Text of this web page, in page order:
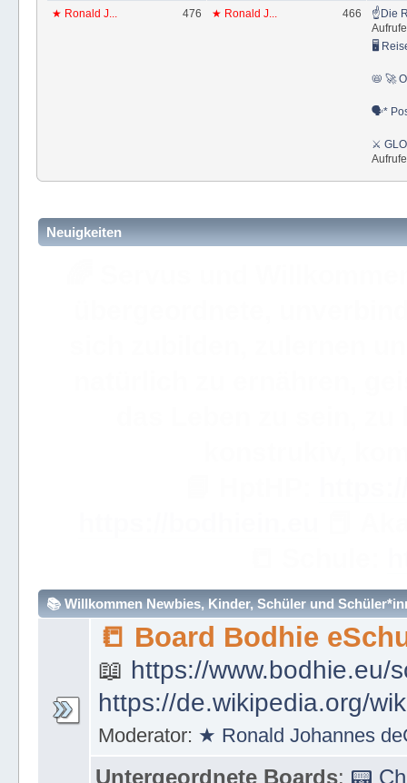
★ Ronald J... 476 ★ Ronald J... 466
☝Die
Aufrufe
🖥
📛 🚀
🗣*
⚔
Aufrufe
Neuigkeiten
🧮https://bodhie.eu/
📚 Willkommen Newbies, Kinder, Schüler und
📒 Board Bodhie
📖https://www.bodhie.eu/
https://de.wikipedia.org/
Moderator:★ Ronald Johannes